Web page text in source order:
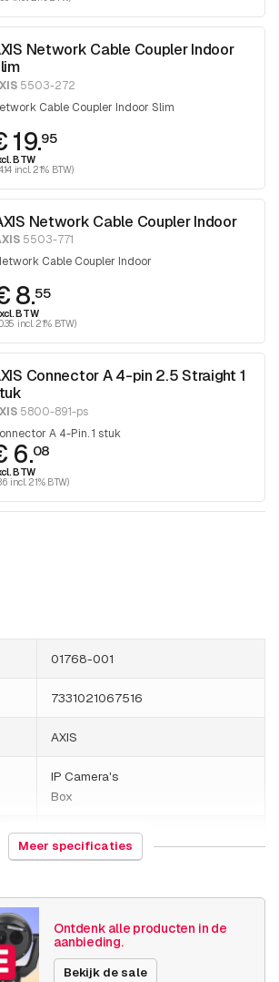
Network Cable Coupler Indoor
5503-272
Cable Coupler Indoor Slim
19.95
BTW
incl. 21% BTW)
Network Cable Coupler Indoor
5503-771
Cable Coupler Indoor
8.55
BTW
incl. 21% BTW)
Connector A 4-pin 2.5 Straight 1
5800-891-ps
A 4-Pin. 1 stuk
6.08
BTW
incl. 21% BTW)
01768-001
7331021067516
AXIS
IP Camera's
Box
Polen
Binnen camera
Meer specificaties
Ontdenk alle producten in de
aanbieding.
Bekijk de sale